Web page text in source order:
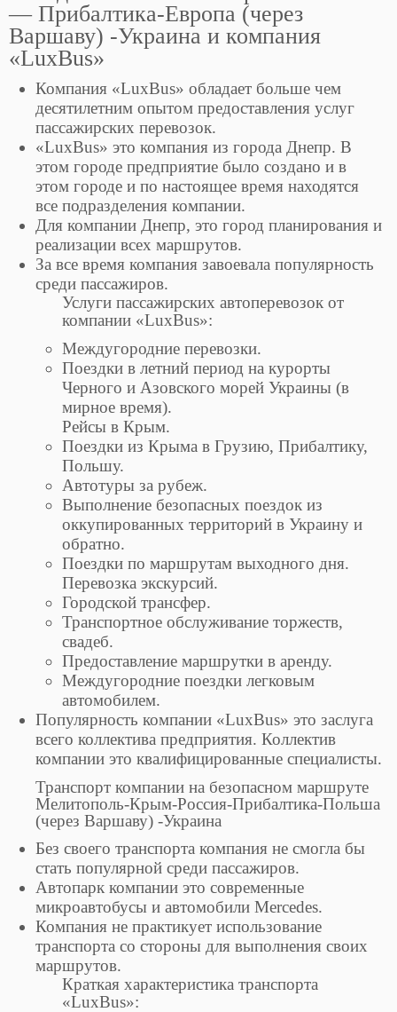
— Прибалтика-Европа (через
Варшаву) -Украина и компания
«LuxBus»
Компания «LuxBus» обладает больше чем
десятилетним опытом предоставления услуг
пассажирских перевозок.
«LuxBus» это компания из города Днепр. В
этом городе предприятие было создано и в
этом городе и по настоящее время находятся
все подразделения компании.
Для компании Днепр, это город планирования и
реализации всех маршрутов.
За все время компания завоевала популярность
среди пассажиров.
Услуги пассажирских автоперевозок от
компании «LuxBus»:
Междугородние перевозки.
Поездки в летний период на курорты
Черного и Азовского морей Украины (в
мирное время).
Рейсы в Крым.
Поездки из Крыма в Грузию, Прибалтику,
Польшу.
Автотуры за рубеж.
Выполнение безопасных поездок из
оккупированных территорий в Украину и
обратно.
Поездки по маршрутам выходного дня.
Перевозка экскурсий.
Городской трансфер.
Транспортное обслуживание торжеств,
свадеб.
Предоставление маршрутки в аренду.
Междугородние поездки легковым
автомобилем.
Популярность компании «LuxBus» это заслуга
всего коллектива предприятия. Коллектив
компании это квалифицированные специалисты.
Транспорт компании на безопасном маршруте
Мелитополь-Крым-Россия-Прибалтика-Польша
(через Варшаву) -Украина
Без своего транспорта компания не смогла бы
стать популярной среди пассажиров.
Автопарк компании это современные
микроавтобусы и автомобили Mercedes.
Компания не практикует использование
транспорта со стороны для выполнения своих
маршрутов.
Краткая характеристика транспорта
«LuxBus»: